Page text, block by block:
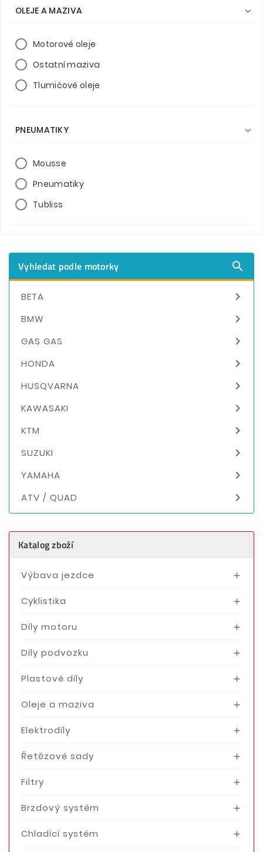
OLEJE A MAZIVA 
Motorové oleje
Ostatní maziva
Tlumičové oleje
PNEUMATIKY 
Mousse
Pneumatiky
Tubliss
Vyhledat podle motorky 
BETA 
BMW 
GAS GAS 
HONDA 
HUSQVARNA 
KAWASAKI 
KTM 
SUZUKI 
YAMAHA 
ATV / QUAD 
Katalog zboží
Výbava jezdce 
Cyklistika 
Díly motoru 
Díly podvozku 
Plastové díly 
Oleje a maziva 
Elektrodíly 
Řetězové sady 
Filtry 
Brzdový systém 
Chladící systém 